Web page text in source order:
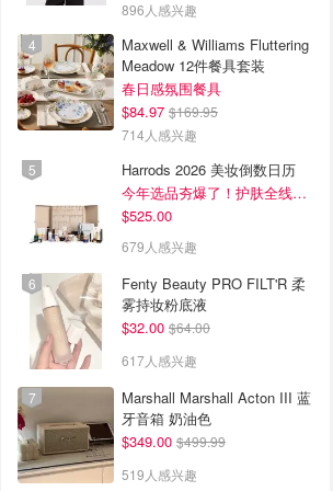
896人感兴趣
Maxwell & Williams Fluttering
Meadow 12件餐具套装
春日感氛围餐具
$84.97 $169.95
714人感兴趣
Harrods 2026 美妆倒数日历
今年选品夯爆了！护肤全线都很绝
$525.00
679人感兴趣
Fenty Beauty PRO FILT'R 柔
雾持妆粉底液
$32.00 $64.00
617人感兴趣
Marshall Marshall Acton III 蓝
牙音箱 奶油色
$349.00 $499.99
519人感兴趣